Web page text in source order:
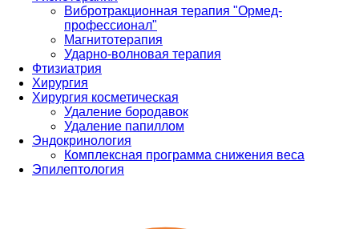
Вибротракционная терапия "Ормед-
профессионал"
Магнитотерапия
Ударно-волновая терапия
Фтизиатрия
Хирургия
Хирургия косметическая
Удаление бородавок
Удаление папиллом
Эндокринология
Комплексная программа снижения веса
Эпилептология